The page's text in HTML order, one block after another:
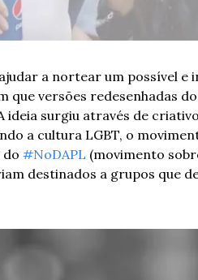
a nortear um possível e
que versões redesenhadas
surgiu através de
a cultura LGBT, o
do #NoDAPL (movimento
destinados a grupos que